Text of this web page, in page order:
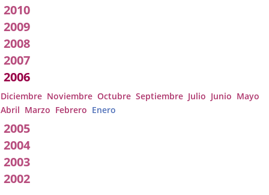
2010
2009
2008
2007
2006
Diciembre Noviembre Octubre Septiembre Julio Junio Mayo
Abril Marzo Febrero Enero
2005
2004
2003
2002